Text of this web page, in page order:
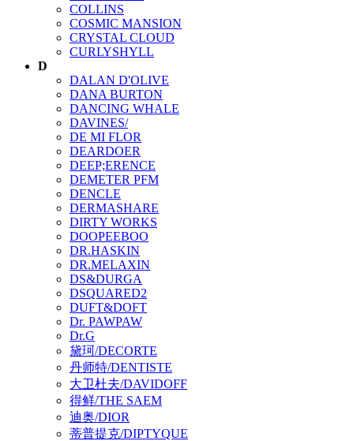
COLLINS
COSMIC MANSION
CRYSTAL CLOUD
CURLYSHYLL
D
DALAN D'OLIVE
DANA BURTON
DANCING WHALE
DAVINES/
DE MI FLOR
DEARDOER
DEEP;ERENCE
DEMETER PFM
DENCLE
DERMASHARE
DIRTY WORKS
DOOPEEBOO
DR.HASKIN
DR.MELAXIN
DS&DURGA
DSQUARED2
DUFT&DOFT
Dr. PAWPAW
Dr.G
黛珂/DECORTE
丹师特/DENTISTE
大卫杜夫/DAVIDOFF
得鲜/THE SAEM
迪奥/DIOR
蒂普提克/DIPTYQUE